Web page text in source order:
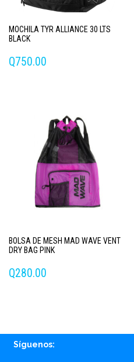
MOCHILA TYR ALLIANCE 30 LTS
BLACK
Q750.00
BOLSA DE MESH MAD WAVE VENT
DRY BAG PINK
Q280.00
Síguenos: